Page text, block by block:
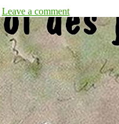
Leave a comment